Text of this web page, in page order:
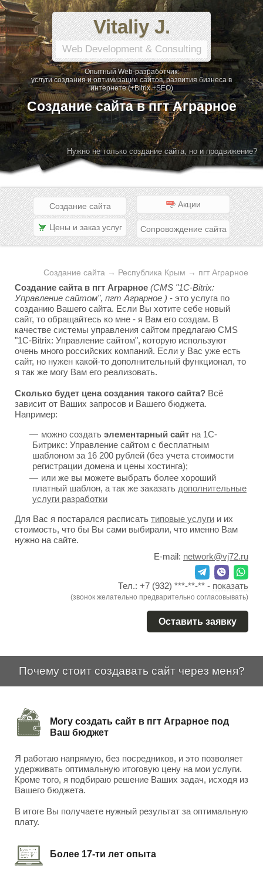
Vitaliy J.
Web Development & Consulting
Опытный Web-разработчик:
услуги создания и оптимизации сайтов, развития бизнеса в
интернете (+Bitrix +SEO)
Создание сайта в пгт Аграрное
Нужно не только создание сайта, но и продвижение?
Создание сайта Акции
Цены и заказ услуг Сопровождение сайта
Создание сайта → Республика Крым → пгт Аграрное
Создание сайта в пгт Аграрное (CMS "1C-Bitrix:
Управление сайтом", пгт Аграрное ) - это услуга по
созданию Вашего сайта. Если Вы хотите себе новый
сайт, то обращайтесь ко мне - я Вам его создам. В
качестве системы управления сайтом предлагаю CMS
"1C-Bitrix: Управление сайтом", которую используют
очень много российских компаний. Если у Вас уже есть
сайт, но нужен какой-то дополнительный функционал, то
я так же могу Вам его реализовать.
Сколько будет цена создания такого сайта? Всё
зависит от Ваших запросов и Вашего бюджета.
Например:
можно создать элементарный сайт на 1С-
Битрикс: Управление сайтом с бесплатным
шаблоном за 16 200 рублей (без учета стоимости
регистрации домена и цены хостинга);
или же вы можете выбрать более хороший
платный шаблон, а так же заказать дополнительные
услуги разработки
Для Вас я постарался расписать типовые услуги и их
стоимость, что бы Вы сами выбирали, что именно Вам
нужно на сайте.
E-mail: network@vj72.ru
Тел.: +7 (932) ***-**-** - показать
(звонок желательно предварительно согласовывать)
Оставить заявку
Почему стоит создавать сайт через меня?
Могу создать сайт в пгт Аграрное под
Ваш бюджет
Я работаю напрямую, без посредников, и это позволяет
удерживать оптимальную итоговую цену на мои услуги.
Кроме того, я подбираю решение Ваших задач, исходя из
Вашего бюджета.
В итоге Вы получаете нужный результат за оптимальную
плату.
Более 17-ти лет опыта